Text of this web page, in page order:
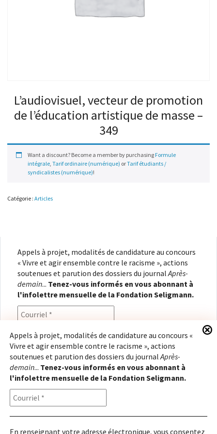
L’audiovisuel, vecteur de promotion
de l’éducation artistique de masse –
349
Want a discount? Become a member by purchasing Formule
intégrale, Tarif ordinaire (numérique) orTarif étudiants /
syndicalistes (numérique)!
Catégorie : Articles
Appels à projet, modalités de candidature au concours
« Vivre et agir ensemble contre le racisme », actions
soutenues et parution des dossiers du journalAprès-
demain... Tenez-vous informés en vous abonnant à
l'infolettre mensuelle de la Fondation Seligmann.
En renseignant votre adresse électronique, vous
consentez à recevoir l'infolettre de la Fondation
Seligmann, conformément à notrepolitique de
confidentialité. Il vous sera possible de vous
désabonner à tout moment.
Appels à projet, modalités de candidature au concours «
Vivre et agir ensemble contre le racisme », actions
soutenues et parution des dossiers du journalAprès-
demain... Tenez-vous informés en vous abonnant à
l'infolettre mensuelle de la Fondation Seligmann.
En renseignant votre adresse électronique, vous consentez